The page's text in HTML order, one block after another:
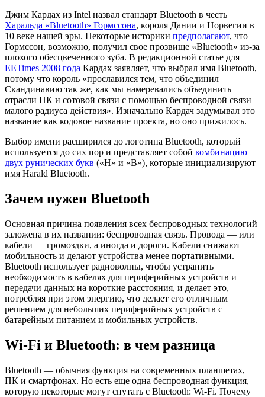
Джим Кардах из Intel назвал стандарт Bluetooth в честь
Харальда «Bluetooth» Гормссона, короля Дании и Норвегии в
10 веке нашей эры. Некоторые историки предполагают, что
Гормссон, возможно, получил свое прозвище «Bluetooth» из-за
плохого обесцвеченного зуба. В редакционной статье для
EETimes 2008 года Кардах заявляет, что выбрал имя Bluetooth,
потому что король «прославился тем, что объединил
Скандинавию так же, как мы намеревались объединить
отрасли ПК и сотовой связи с помощью беспроводной связи
малого радиуса действия». Изначально Кардач задумывал это
название как кодовое название проекта, но оно прижилось.
Выбор имени расширился до логотипа Bluetooth, который
используется до сих пор и представляет собой комбинацию
двух рунических букв («H» и «B»), которые инициализируют
имя Harald Bluetooth.
Зачем нужен Bluetooth
Основная причина появления всех беспроводных технологий
заложена в их названии: беспроводная связь. Провода — или
кабели — громоздки, а иногда и дороги. Кабели снижают
мобильность и делают устройства менее портативными.
Bluetooth использует радиоволны, чтобы устранить
необходимость в кабелях для периферийных устройств и
передачи данных на короткие расстояния, и делает это,
потребляя при этом энергию, что делает его отличным
решением для небольших периферийных устройств с
батарейным питанием и мобильных устройств.
Wi-Fi и Bluetooth: в чем разница
Bluetooth — обычная функция на современных планшетах,
ПК и смартфонах. Но есть еще одна беспроводная функция,
которую некоторые могут спутать с Bluetooth: Wi-Fi. Почему